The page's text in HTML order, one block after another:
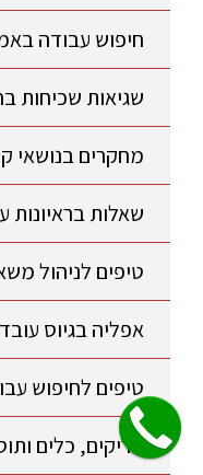
חיפוש עבודה
שגיאות שכיחות
מחקרים בנושאי
שאלות בראיונות
טיפים לניהול
אפליה בגיוס
טיפים לחיפוש
טריקים, כלים